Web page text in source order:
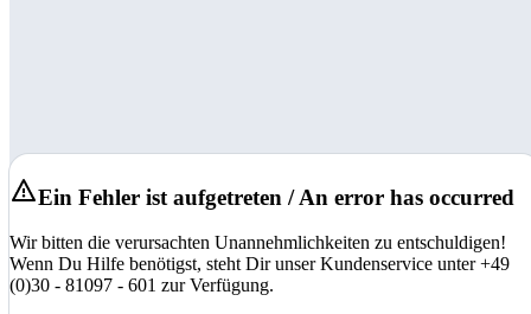
Ein Fehler ist aufgetreten / An error has occurred
Wir bitten die verursachten Unannehmlichkeiten zu entschuldigen!
Wenn Du Hilfe benötigst, steht Dir unser Kundenservice unter +49
(0)30 - 81097 - 601 zur Verfügung.